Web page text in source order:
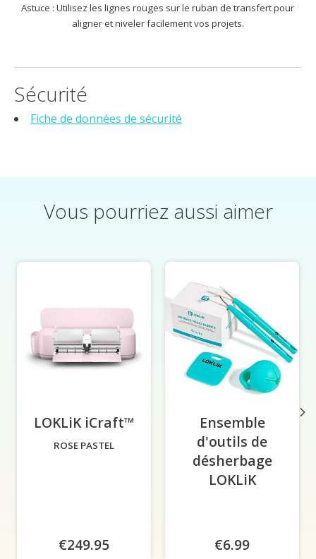
Astuce : Utilisez les lignes rouges sur le ruban de transfert pour
aligner et niveler facilement vos projets.
Sécurité
Fiche de données de sécurité
Vous pourriez aussi aimer
LOKLiK iCraft™
ROSE PASTEL
€249.95
Ensemble
d'outils de
désherbage
LOKLiK
€6.99